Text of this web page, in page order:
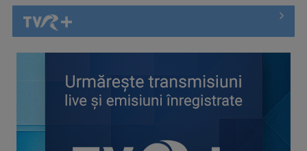
Întâlnire cu jazz-ul autohton, la TVR Cultural: „Contemporan